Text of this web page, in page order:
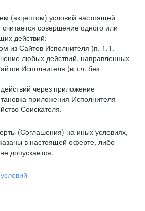
(акцептом) условий настоящей
совершение одного или
действий:
из Сайтов Исполнителя (п. 1.1.
любых действий, направленных
Исполнителя (в т.ч. без
через приложение
приложения Исполнителя
Соискателя.
(Соглашения) на иных условиях,
в настоящей оферте, либо
допускается.